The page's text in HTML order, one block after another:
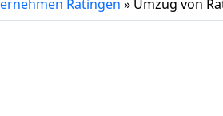
Ratingen » Umzug von